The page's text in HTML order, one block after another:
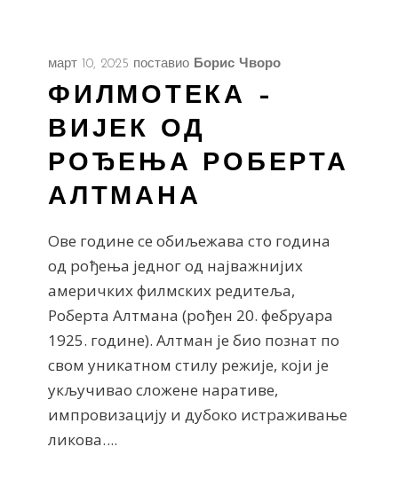
март 10, 2025 поставио Борис Чворо
ФИЛМОТЕКА –
ВИЈЕК ОД
РОЂЕЊА РОБЕРТА
АЛТМАНА
Ове године се обиљежава сто година
од рођења једног од најважнијих
америчких филмских редитеља,
Роберта Алтмана (рођен 20. фебруара
1925. године). Алтман је био познат по
свом уникатном стилу режије, који је
укључивао сложене наративе,
импровизацију и дубоко истраживање
ликова.